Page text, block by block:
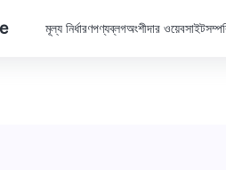
মূল্য নির্ধারণপণ্যব্লগঅংশীদার ওয়েবসাইট